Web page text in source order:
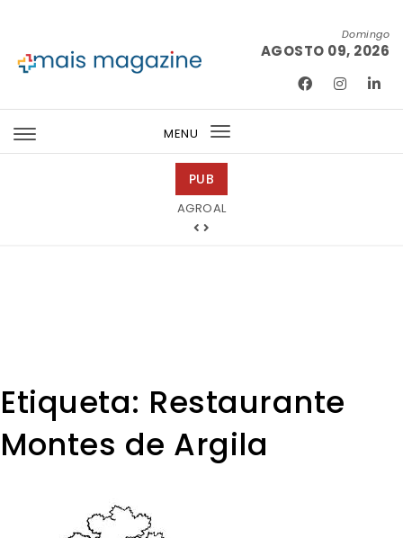
Domingo
AGOSTO 09, 2026
MENU
Toggle
PUB
AGROAL
Tintas 2000
Etiqueta: Restaurante
Montes de Argila